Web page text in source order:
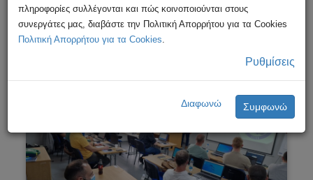
HOME
Εκδηλώσεις
Εκπαιδευτικό πρόγραμμα «Network
Investigations»
πληροφορίες συλλέγονται και πώς κοινοποιούνται στους
συνεργάτες μας, διαβάστε την Πολιτική Απορρήτου για τα Cookies
Πολιτική Απορρήτου για τα Cookies.
Ρυθμίσεις
Διαφωνώ Συμφωνώ